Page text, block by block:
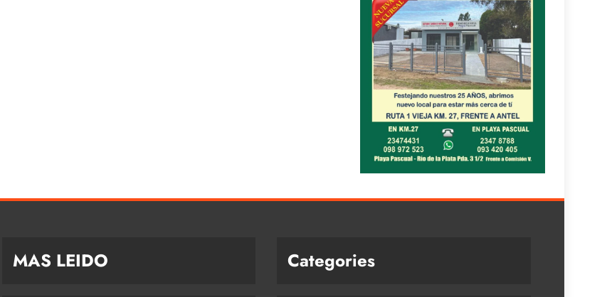
MAS LEIDO Categories